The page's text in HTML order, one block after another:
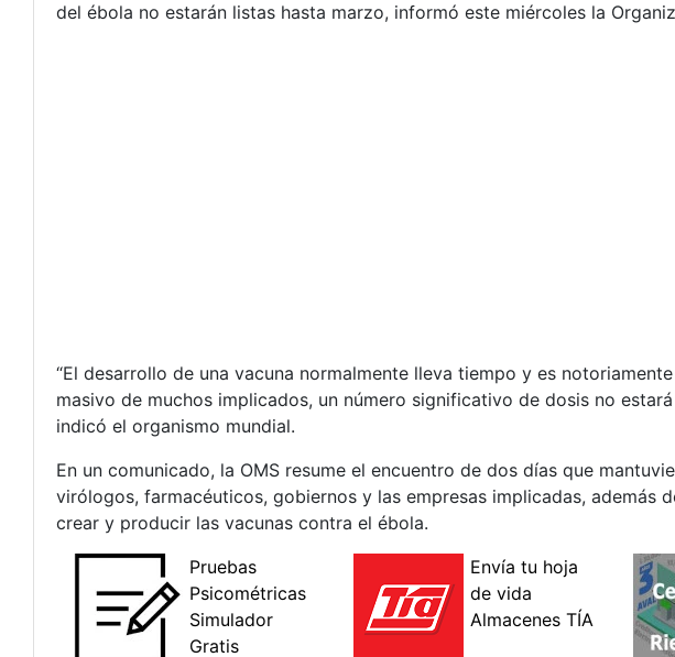
del ébola no estarán listas hasta marzo, informó este miércoles la
“El desarrollo de una vacuna normalmente lleva tiempo y es
masivo de muchos implicados, un número significativo de dosis no
indicó el organismo mundial.
En un comunicado, la OMS resume el encuentro de dos días que
virólogos, farmacéuticos, gobiernos y las empresas implicadas, además
crear y producir las vacunas contra el ébola.